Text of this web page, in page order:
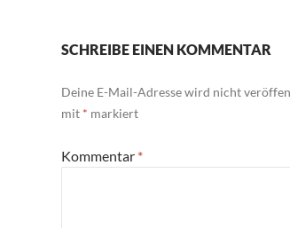
SCHREIBE EINEN KOMMENTAR
Deine E-Mail-Adresse wird nicht
mit * markiert
Kommentar *